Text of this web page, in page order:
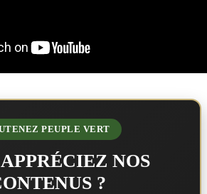
PEUPLE VERT
NOS
?